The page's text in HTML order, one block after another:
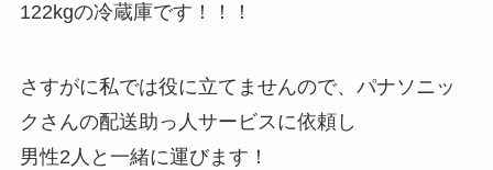
122kgの冷蔵庫です！！！
さすがに私では役に立てませんので、パナソニッ
クさんの配送助っ人サービスに依頼し
男性2人と一緒に運びます！